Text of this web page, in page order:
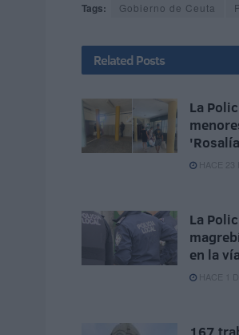
Tags: Gobierno de Ceuta
Related Posts
La
HACE 23
La
en la
HACE 1